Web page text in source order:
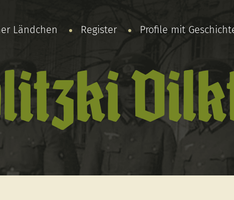
Ländchen Register Profile mit